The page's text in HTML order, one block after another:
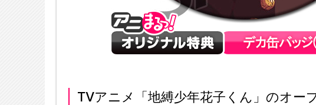
TVアニメ「地縛少年花子くん」のオー